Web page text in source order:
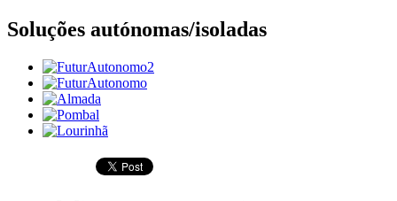
Soluções autónomas/isoladas